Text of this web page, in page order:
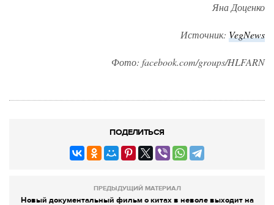
Яна Доценко
Источник: VegNews
Фото: facebook.com/groups/HLFARN
ПОДЕЛИТЬСЯ
ПРЕДЫДУЩИЙ МАТЕРИАЛ
Новый документальный фильм о китах в неволе выходит на